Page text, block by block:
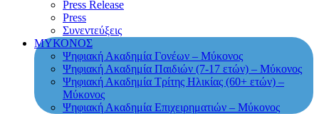
Press Release
Press
Συνεντεύξεις
ΜΥΚΟΝΟΣ
Ψηφιακή Ακαδημία Γονέων – Μύκονος
Ψηφιακή Ακαδημία Παιδιών (7-17 ετών) – Μύκονος
Ψηφιακή Ακαδημία Τρίτης Ηλικίας (60+ ετών) –
Μύκονος
Ψηφιακή Ακαδημία Επιχειρηματιών – Μύκονος